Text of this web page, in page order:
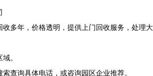
多年，价格透明，提供上门回收服务，处理大
。
查询具体电话，或咨询园区企业推荐。